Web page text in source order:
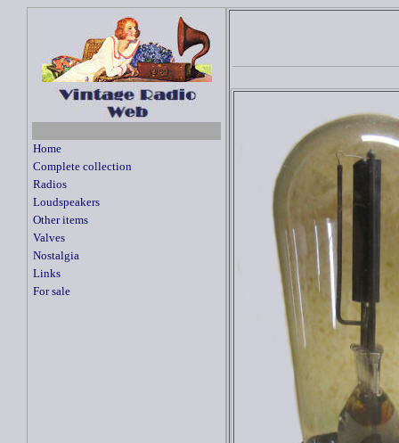
Home
Complete collection
Radios
Loudspeakers
Other items
Valves
Nostalgia
Links
For sale